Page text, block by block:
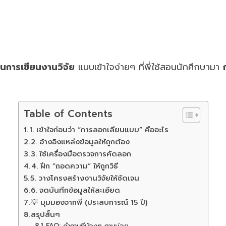
การเขียนงานวิจัย แบบเข้าใจง่ายๆ ที่พี่ใช้สอนนักศึกษามา
Table of Contents
1. เข้าใจก่อนว่า “การลอกเลียนแบบ” คืออะไร
2. อ้างอิงแหล่งข้อมูลให้ถูกต้อง
3. ใช้เครื่องมือตรวจการคัดลอก
4. ฝึก “ถอดความ” ให้ถูกวิธี
5. วางโครงสร้างงานวิจัยให้ชัดเจน
6. จดบันทึกข้อมูลให้ละเอียด
💡 มุมมองจากพี่ (ประสบการณ์ 15 ปี)
สรุปสั้นๆ